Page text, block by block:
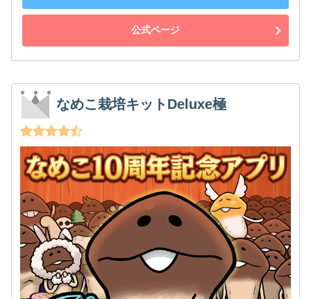
公式ページ
なめこ栽培キットDeluxe極